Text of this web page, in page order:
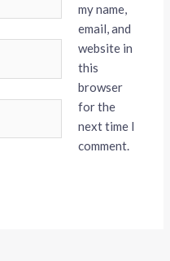
my name,
email, and
website in
this
browser
for the
next time I
comment.